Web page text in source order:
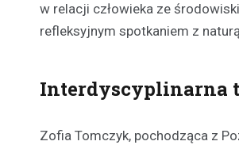
w relacji człowieka ze
refleksyjnym spotkaniem z
Interdyscyplinarna
Zofia Tomczyk, pochodząca z